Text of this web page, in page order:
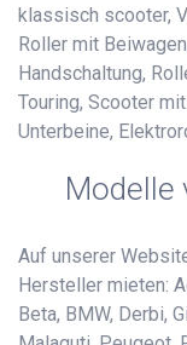
klassisch scooter,
Roller mit
Handschaltung,
Touring, Scooter
Unterbeine,
Modelle
Auf unserer
Hersteller mieten:
Beta, BMW, Derbi,